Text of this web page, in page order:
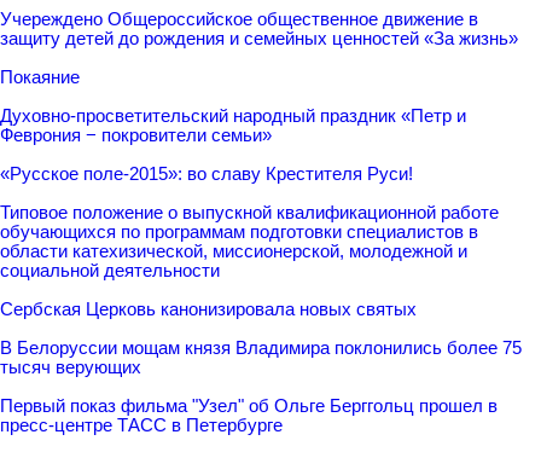
Учереждено Общероссийское общественное движение в
защиту детей до рождения и семейных ценностей «За жизнь»
Покаяние
Духовно-просветительский народный праздник «Петр и
Феврония − покровители семьи»
«Русское поле-2015»: во славу Крестителя Руси!
Типовое положение о выпускной квалификационной работе
обучающихся по программам подготовки специалистов в
области катехизической, миссионерской, молодежной и
социальной деятельности
Сербская Церковь канонизировала новых святых
В Белоруссии мощам князя Владимира поклонились более 75
тысяч верующих
Первый показ фильма "Узел" об Ольге Берггольц прошел в
пресс-центре ТАСС в Петербурге